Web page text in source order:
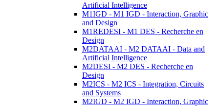
Artificial Intelligence
M1IGD - M1 IGD - Interaction, Graphic
and Design
M1REDESI - M1 DES - Recherche en
Design
M2DATAAI - M2 DATAAI - Data and
Artificial Intelligence
M2DESI - M2 DES - Recherche en
Design
M2ICS - M2 ICS - Integration, Circuits
and Systems
M2IGD - M2 IGD - Interaction, Graphic